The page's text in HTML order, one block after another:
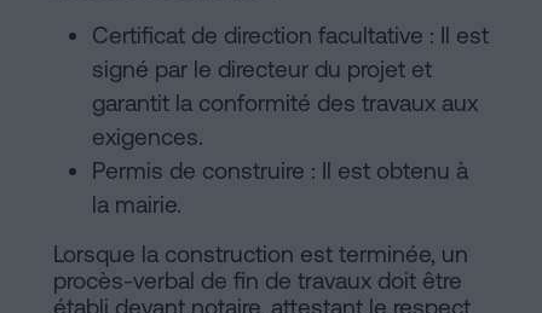
Certificat de direction facultative : Il est
signé par le directeur du projet et
garantit la conformité des travaux aux
exigences.
Permis de construire : Il est obtenu à
la mairie.
Lorsque la construction est terminée, un
procès-verbal de fin de travaux doit être
établi devant notaire, attestant le respect